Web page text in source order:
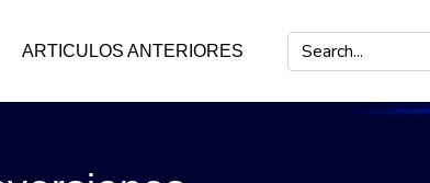
ARTICULOS ANTERIORES